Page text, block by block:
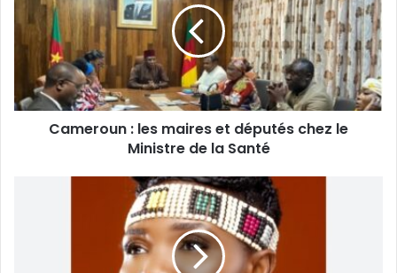
s
Cameroun : les maires et députés chez le
Ministre de la Santé